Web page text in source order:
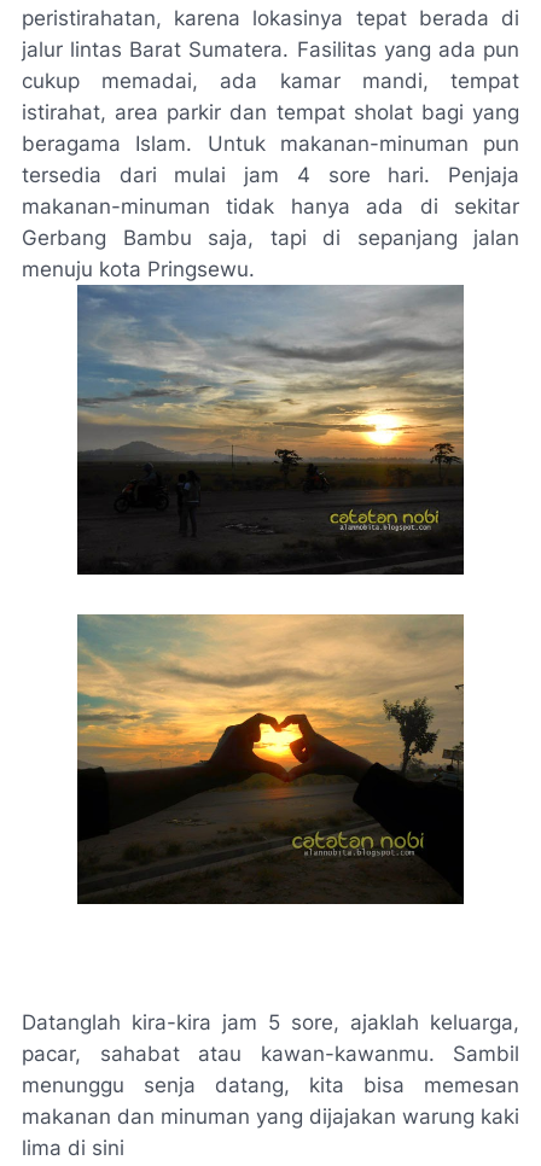
peristirahatan, karena lokasinya tepat berada di
jalur lintas Barat Sumatera. Fasilitas yang ada pun
cukup memadai, ada kamar mandi, tempat
istirahat, area parkir dan tempat sholat bagi yang
beragama Islam. Untuk makanan-minuman pun
tersedia dari mulai jam 4 sore hari. Penjaja
makanan-minuman tidak hanya ada di sekitar
Gerbang Bambu saja, tapi di sepanjang jalan
menuju kota Pringsewu.
Datanglah kira-kira jam 5 sore, ajaklah keluarga,
pacar, sahabat atau kawan-kawanmu. Sambil
menunggu senja datang, kita bisa memesan
makanan dan minuman yang dijajakan warung kaki
lima di sini